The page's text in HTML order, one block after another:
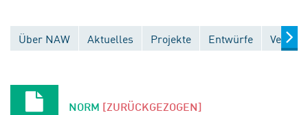
Über NAW Aktuelles Projekte Entwürfe
NORM [ZURÜCKGEZOGEN]